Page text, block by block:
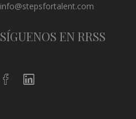
info@stepsfortalent.com
SÍGUENOS EN RRSS